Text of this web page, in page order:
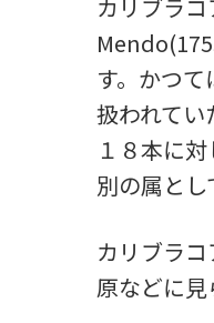
カリブラ
す。かつ
扱われて
１８本に
別の属と
カリブラ
原などに